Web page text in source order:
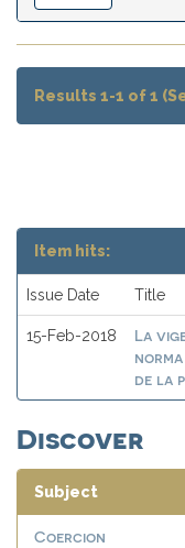
Results 1-1 of 1
Item hits:
Issue Date Title
15-Feb-2018
La
de la
Discover
Subject
Coercion